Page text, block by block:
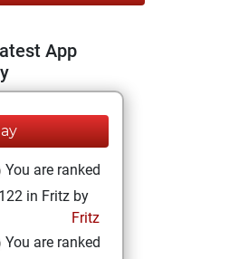
App
You are ranked
in Fritz by
Fritz
You are ranked